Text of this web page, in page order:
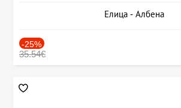
Елица - Албена
-25%
35.54€